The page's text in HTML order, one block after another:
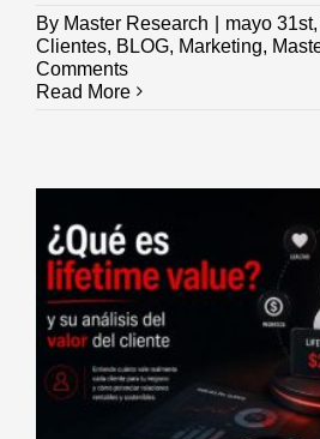
By Master Research mayo
Clientes, BLOG, Marketing,
Comments
Read More